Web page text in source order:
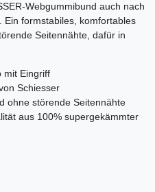
Webgummibund auch nach
formstabiles, komfortables
Seitennähte, dafür in
mit Eingriff
Schiesser
ohne störende Seitennähte
aus 100% supergekämmter